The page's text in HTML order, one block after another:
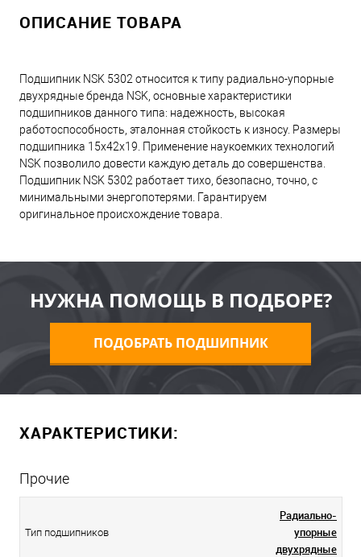
ОПИСАНИЕ ТОВАРА
Подшипник NSK 5302 относится к типу радиально-упорные
двухрядные бренда NSK, основные характеристики
подшипников данного типа: надежность, высокая
работоспособность, эталонная стойкость к износу. Размеры
подшипника 15x42x19. Применение наукоемких технологий
NSK позволило довести каждую деталь до совершенства.
Подшипник NSK 5302 работает тихо, безопасно, точно, с
минимальными энергопотерями. Гарантируем
оригинальное происхождение товара.
НУЖНА ПОМОЩЬ В ПОДБОРЕ?
ПОДОБРАТЬ ПОДШИПНИК
ХАРАКТЕРИСТИКИ:
Прочие
Тип подшипников
Радиально-
упорные
двухрядные